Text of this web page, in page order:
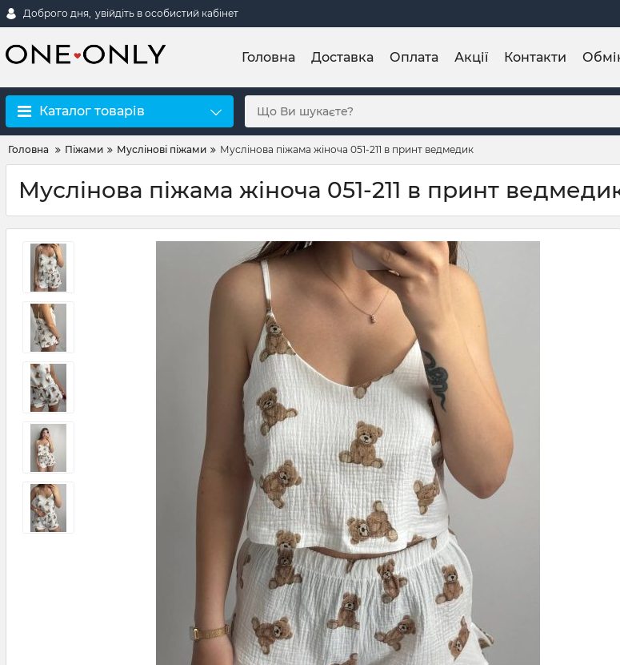
Доброго дня, увійдіть в особистий кабінет
Головна Доставка Оплата Акції Контакти
Каталог товарів
Головна Піжами Муслінові піжами Муслінова піжама жіноча 051-211 в принт ведмедик
Муслінова піжама жіноча 051-211 в принт